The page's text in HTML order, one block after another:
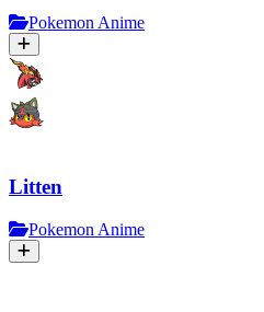
Pokemon Anime
Litten
Pokemon Anime